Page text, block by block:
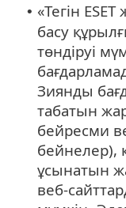
• «Тегін
басу
төндіруі
Зиянды
табатын
бейресми
бейнелер),
ұсынатын
веб-